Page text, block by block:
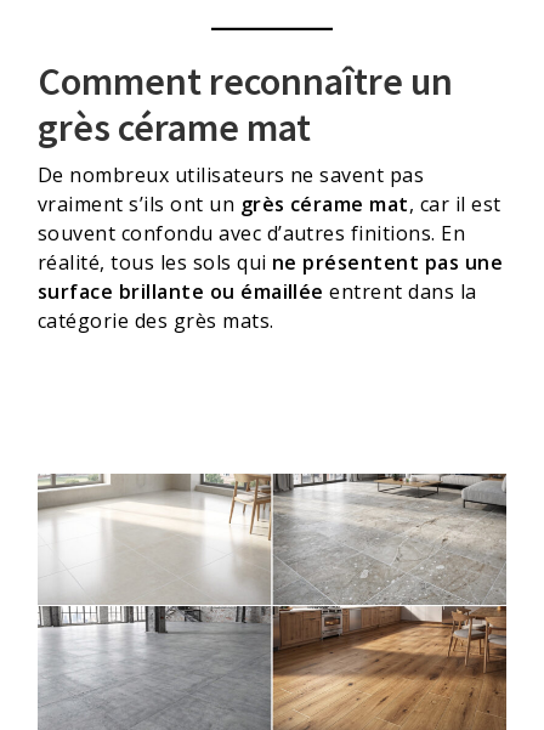
Comment reconnaître un
grès cérame mat
De nombreux utilisateurs ne savent pas
vraiment s’ils ont un grès cérame mat, car il est
souvent confondu avec d’autres finitions. En
réalité, tous les sols qui ne présentent pas une
surface brillante ou émaillée entrent dans la
catégorie des grès mats.